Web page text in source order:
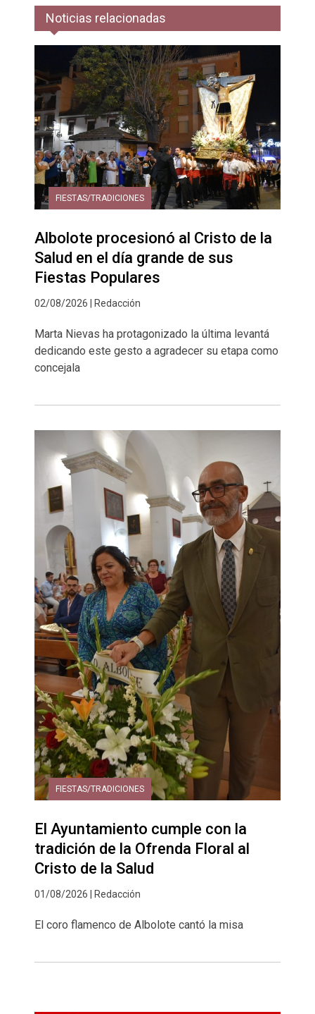
Noticias relacionadas
FIESTAS/TRADICIONES
Albolote procesionó al Cristo de la
Salud en el día grande de sus
Fiestas Populares
02/08/2026 | Redacción
Marta Nievas ha protagonizado la última levantá
dedicando este gesto a agradecer su etapa como
concejala
FIESTAS/TRADICIONES
El Ayuntamiento cumple con la
tradición de la Ofrenda Floral al
Cristo de la Salud
01/08/2026 | Redacción
El coro flamenco de Albolote cantó la misa